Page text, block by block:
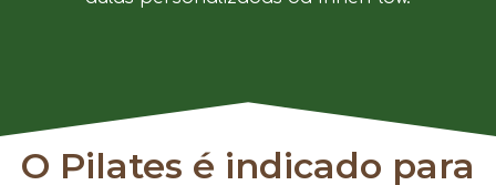
O Pilates é indicado para